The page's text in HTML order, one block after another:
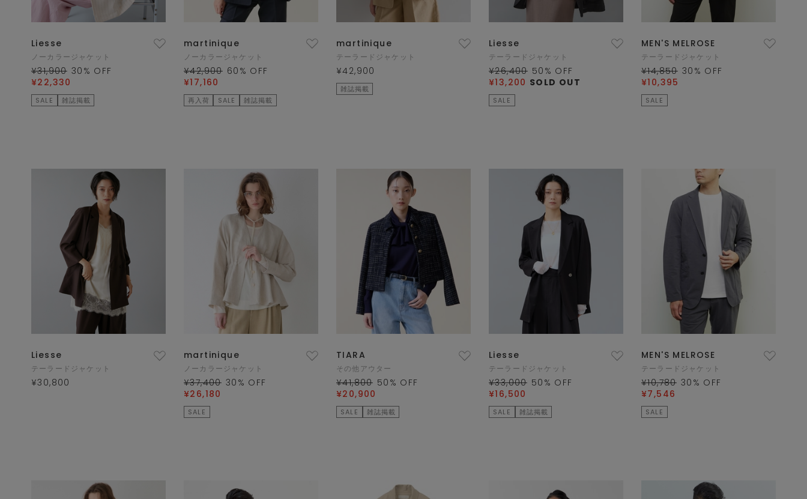
Liesse
ノーカラージャケット
¥31,900 30 % OFF
¥22,330
SALE 雑誌掲載
martinique
ノーカラージャケット
¥42,900 60 % OFF
¥17,160
再入荷 SALE 雑誌掲載
martinique
テーラードジャケット
¥42,900
雑誌掲載
Liesse
テーラードジャケット
¥26,400 50 % OFF
¥13,200 SOLD OUT
SALE
MEN'S MELROSE
テーラードジャケット
¥14,850 30 % OFF
¥10,395
SALE
Liesse
テーラードジャケット
¥30,800
martinique
ノーカラージャケット
¥37,400 30 % OFF
¥26,180
SALE
TIARA
その他アウター
¥41,800 50 % OFF
¥20,900
SALE 雑誌掲載
Liesse
テーラードジャケット
¥33,000 50 % OFF
¥16,500
SALE 雑誌掲載
MEN'S MELROSE
テーラードジャケット
¥10,780 30 % OFF
¥7,546
SALE